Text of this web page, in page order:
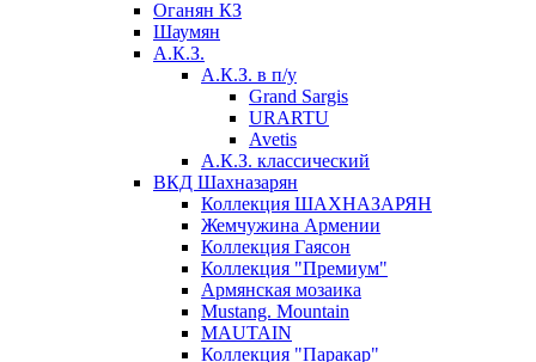
Оганян КЗ
Шаумян
А.К.З.
А.К.З. в п/у
Grand Sargis
URARTU
Avetis
А.К.З. классический
ВКД Шахназарян
Коллекция ШАХНАЗАРЯН
Жемчужина Армении
Коллекция Гаясон
Коллекция "Премиум"
Армянская мозаика
Mustang. Mountain
MAUTAIN
Коллекция "Паракар"